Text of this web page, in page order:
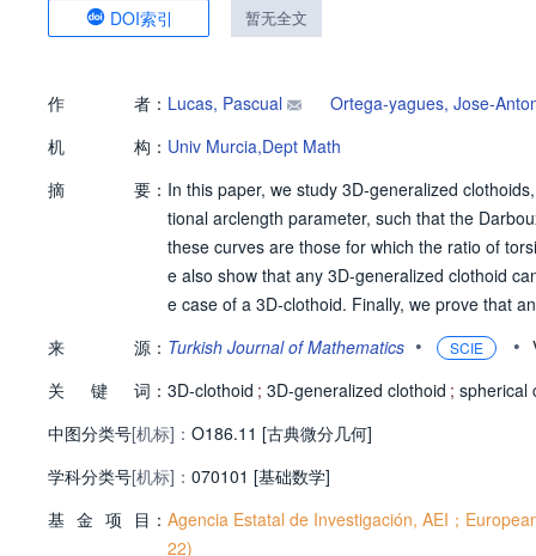
DOI索引 暂无全文
作 者： Lucas, Pascual
Ortega-yagues, Jose-
机
构： Univ Murcia,Dept Math
摘
要： In this paper, we study 3D-generalized
tional arclength parameter, such that the
these curves are those for which the ratio of
e also show that any 3D-generalized clothoid
e case of a 3D-clothoid. Finally, we prove that
来 源： Turkish Journal of Mathematics • SCIE •
关
键 词： 3D-clothoid ; 3D-generalized clothoid ; spherical
中图分类号[机标]： O186.11 [古典微分几何]
学科分类号[机标]： 070101 [基础数学]
基 金 项 目： Agencia Estatal de Investigación, AEI；
22)